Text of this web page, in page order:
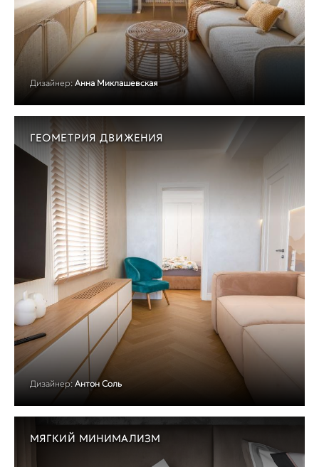
Дизайнер: Анна Миклашевская
ГЕОМЕТРИЯ ДВИЖЕНИЯ
Дизайнер: Антон Соль
МЯГКИЙ МИНИМАЛИЗМ